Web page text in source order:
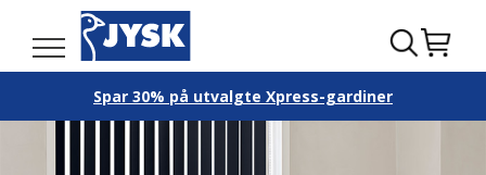
Spar 30% på utvalgte Xpress-gardiner